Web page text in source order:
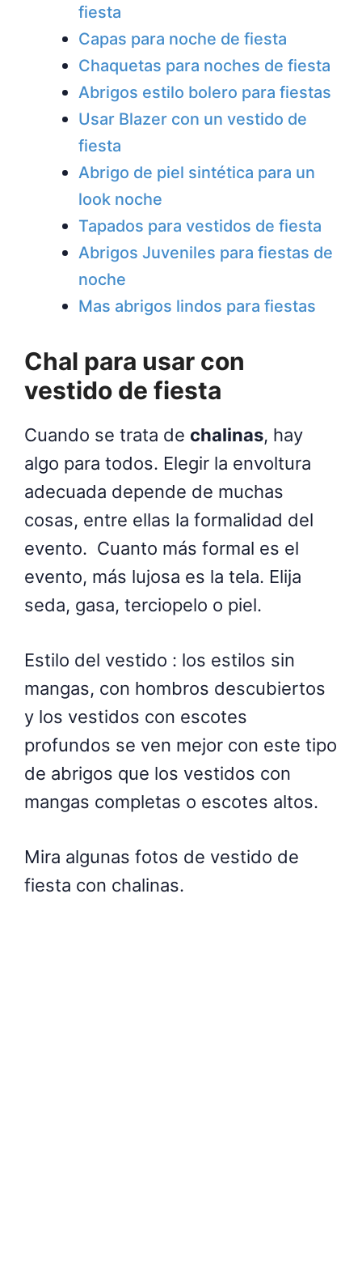
fiesta
Capas para noche de fiesta
Chaquetas para noches de fiesta
Abrigos estilo bolero para fiestas
Usar Blazer con un vestido de
fiesta
Abrigo de piel sintética para un
look noche
Tapados para vestidos de fiesta
Abrigos Juveniles para fiestas de
noche
Mas abrigos lindos para fiestas
Chal para usar con
vestido de fiesta
Cuando se trata de chalinas, hay
algo para todos. Elegir la envoltura
adecuada depende de muchas
cosas, entre ellas la formalidad del
evento. Cuanto más formal es el
evento, más lujosa es la tela. Elija
seda, gasa, terciopelo o piel.
Estilo del vestido : los estilos sin
mangas, con hombros descubiertos
y los vestidos con escotes
profundos se ven mejor con este tipo
de abrigos que los vestidos con
mangas completas o escotes altos.
Mira algunas fotos de vestido de
fiesta con chalinas.